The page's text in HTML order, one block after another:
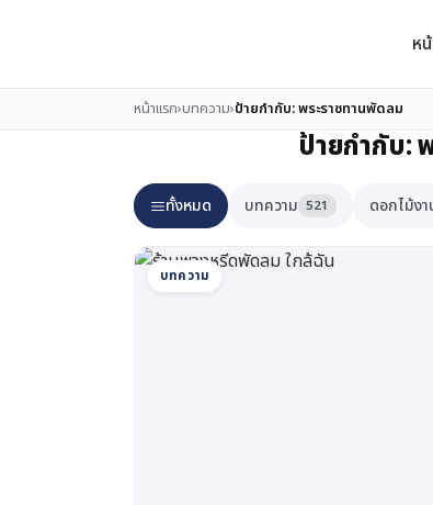
ห
หน้าแรก›บทความ›ป้ายกำกับ:พระราชทานพัดลม
ป้ายกำกับ:
ทั้งหมด บทความ 521 ดอกไม้ง
บทความ